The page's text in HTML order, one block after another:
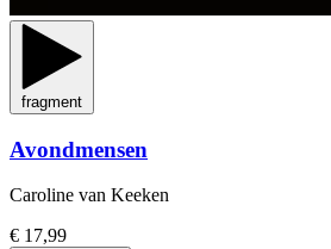
fragment
Avondmensen
Caroline van Keeken
€ 17,99